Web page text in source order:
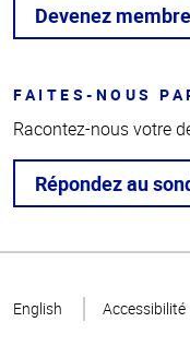
Devenez membre
FAITES-NOUS
Racontez-nous votre
Répondez au
page
English Accessibilité